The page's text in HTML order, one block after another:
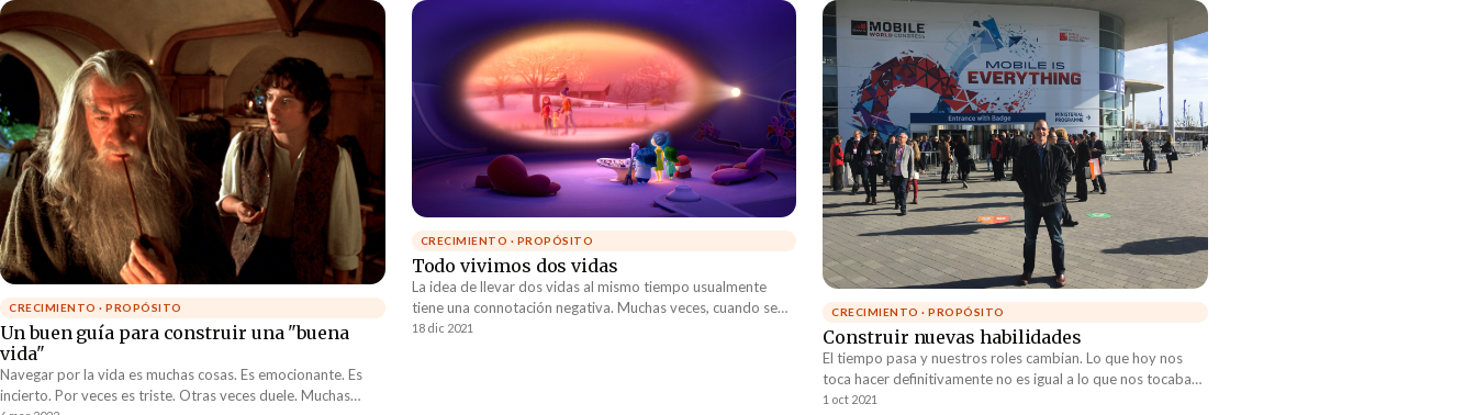
CRECIMIENTO · PROPÓSITO
Un buen guía para construir una "buena
vida"
Navegar por la vida es muchas cosas. Es emocionante. Es
incierto. Por veces es triste. Otras veces duele. Muchas
CRECIMIENTO · PROPÓSITO
Todo vivimos dos vidas
La idea de llevar dos vidas al mismo tiempo usualmente
tiene una connotación negativa. Muchas veces, cuando se
habla de una persona que tiene dos vidas, se hace
18 dic 2021
CRECIMIENTO · PROPÓSITO
Construir nuevas habilidades
El tiempo pasa y nuestros roles cambian. Lo que hoy nos
toca hacer definitivamente no es igual a lo que nos tocaba
hacer hace tan solo unos cuantos años. Claro está que esto
1 oct 2021